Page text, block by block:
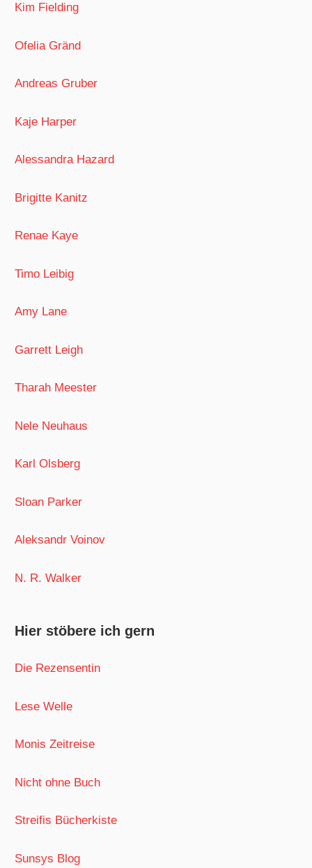
Kim Fielding
Ofelia Gränd
Andreas Gruber
Kaje Harper
Alessandra Hazard
Brigitte Kanitz
Renae Kaye
Timo Leibig
Amy Lane
Garrett Leigh
Tharah Meester
Nele Neuhaus
Karl Olsberg
Sloan Parker
Aleksandr Voinov
N. R. Walker
Hier stöbere ich gern
Die Rezensentin
Lese Welle
Monis Zeitreise
Nicht ohne Buch
Streifis Bücherkiste
Sunsys Blog